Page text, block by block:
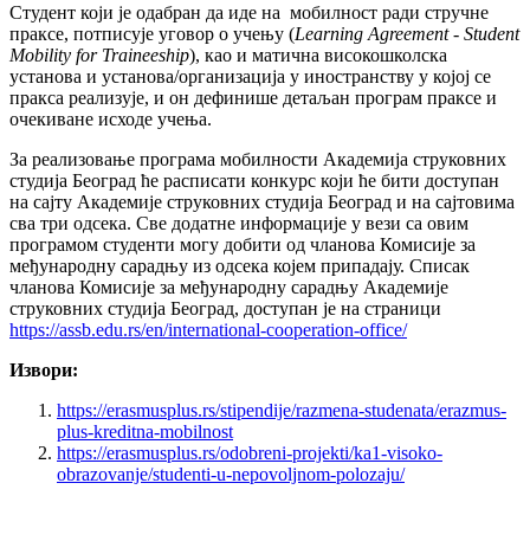
Студент који је одабран да иде на мобилност ради стручне
праксе, потписује уговор о учењу (Learning Agreement - Student
Mobility for Traineeship), као и матична високошколска
установа и установа/организација у иностранству у којој се
пракса реализује, и он дефинише детаљан програм праксе и
очекиване исходе учења.
За реализовање програма мобилности Академија струковних
студија Београд ће расписати конкурс који ће бити доступан
на сајту Академије струковних студија Београд и на сајтовима
сва три одсека. Све додатне информације у вези са овим
програмом студенти могу добити од чланова Комисије за
међународну сарадњу из одсека којем припадају. Списак
чланова Комисије за међународну сарадњу Академије
струковних студија Београд, доступан је на страници
https://assb.edu.rs/en/international-cooperation-office/
Извори:
https://erasmusplus.rs/stipendije/razmena-studenata/erazmus-
plus-kreditna-mobilnost
https://erasmusplus.rs/odobreni-projekti/ka1-visoko-
obrazovanje/studenti-u-nepovoljnom-polozaju/